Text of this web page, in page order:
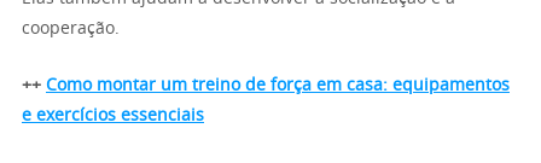
cooperação.
++ Como montar um treino de força em casa: equipamentos
e exercícios essenciais